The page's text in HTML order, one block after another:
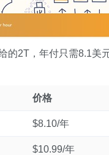
的2T，年付只需8.1美
价格
$8.10/年
$10.99/年